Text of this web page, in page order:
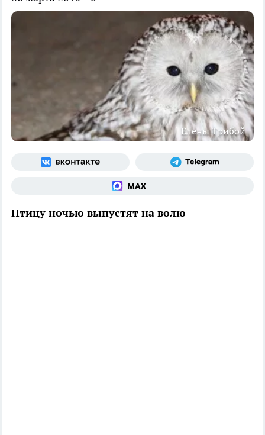
Елены Трибой
Птицу ночью выпустят на волю